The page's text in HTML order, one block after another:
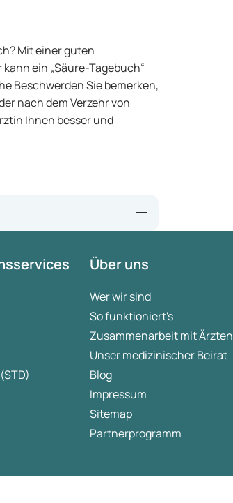
Mit einer guten
ein „Säure-Tagebuch“
Beschwerden Sie bemerken,
nach dem Verzehr von
Ihnen besser und
Über uns
Wer wir sind
So funktioniert's
Zusammenarbeit mit Ärzten
Unser medizinischer Beirat
Blog
Impressum
Sitemap
Partnerprogramm